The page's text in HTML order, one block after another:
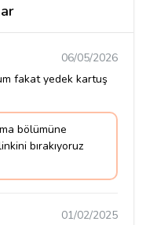
06/05/2026
fakat yedek kartuş
bölümüne
bırakıyoruz
01/02/2025